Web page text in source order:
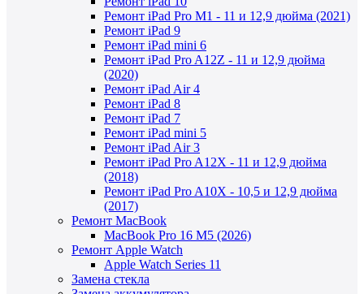
Ремонт iPad Pro M1 - 11 и 12,9 дюйма (2021)
Ремонт iPad 9
Ремонт iPad mini 6
Ремонт iPad Pro A12Z - 11 и 12,9 дюйма
(2020)
Ремонт iPad Air 4
Ремонт iPad 8
Ремонт iPad 7
Ремонт iPad mini 5
Ремонт iPad Air 3
Ремонт iPad Pro A12X - 11 и 12,9 дюйма
(2018)
Ремонт iPad Pro A10X - 10,5 и 12,9 дюйма
(2017)
Ремонт MacBook
MacBook Pro 16 M5 (2026)
Ремонт Apple Watch
Apple Watch Series 11
Замена стекла